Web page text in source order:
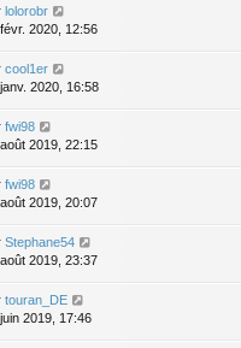
lolorobr
2020, 12:56
cool1er
2020, 16:58
fwi98
2019, 22:15
fwi98
2019, 20:07
Stephane54
2019, 23:37
touran_DE
2019, 17:46